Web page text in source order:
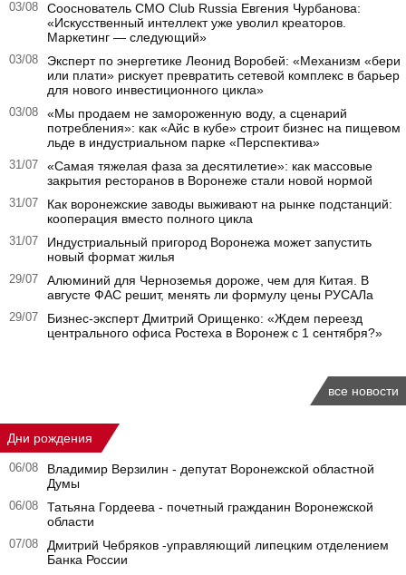
03/08
Сооснователь CMO Club Russia Евгения Чурбанова:
«Искусственный интеллект уже уволил креаторов.
Маркетинг — следующий»
03/08
Эксперт по энергетике Леонид Воробей: «Механизм «бери
или плати» рискует превратить сетевой комплекс в барьер
для нового инвестиционного цикла»
03/08
«Мы продаем не замороженную воду, а сценарий
потребления»: как «Айс в кубе» строит бизнес на пищевом
льде в индустриальном парке «Перспектива»
31/07
«Самая тяжелая фаза за десятилетие»: как массовые
закрытия ресторанов в Воронеже стали новой нормой
31/07
Как воронежские заводы выживают на рынке подстанций:
кооперация вместо полного цикла
31/07
Индустриальный пригород Воронежа может запустить
новый формат жилья
29/07
Алюминий для Черноземья дороже, чем для Китая. В
августе ФАС решит, менять ли формулу цены РУСАЛа
29/07
Бизнес-эксперт Дмитрий Орищенко: «Ждем переезд
центрального офиса Ростеха в Воронеж с 1 сентября?»
все новости
Дни рождения
06/08
Владимир Верзилин - депутат Воронежской областной
Думы
06/08
Татьяна Гордеева - почетный гражданин Воронежской
области
07/08
Дмитрий Чебряков -управляющий липецким отделением
Банка России